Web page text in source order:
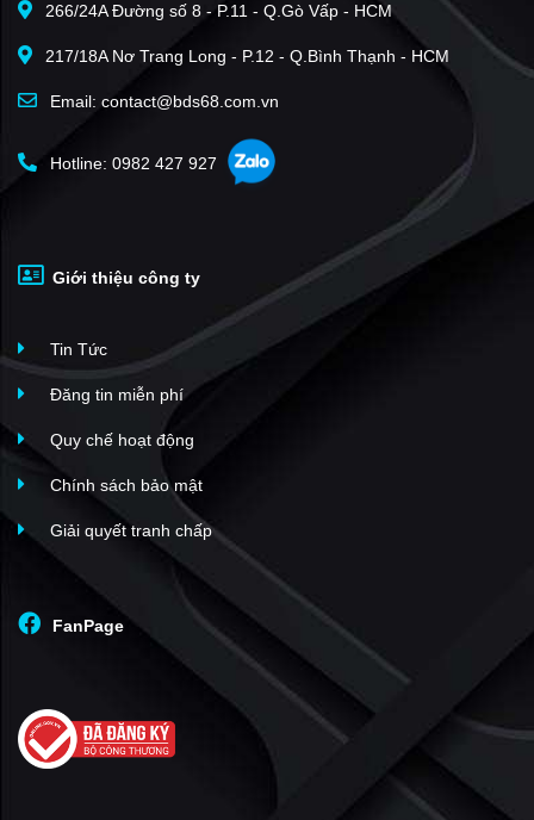
266/24A Đường số 8 - P.11 - Q.Gò Vấp - HCM
217/18A Nơ Trang Long - P.12 - Q.Bình Thạnh - HCM
Email: contact@bds68.com.vn
Hotline: 0982 427 927
Giới thiệu công ty
Tin Tức
Đăng tin miễn phí
Quy chế hoạt động
Chính sách bảo mật
Giải quyết tranh chấp
FanPage